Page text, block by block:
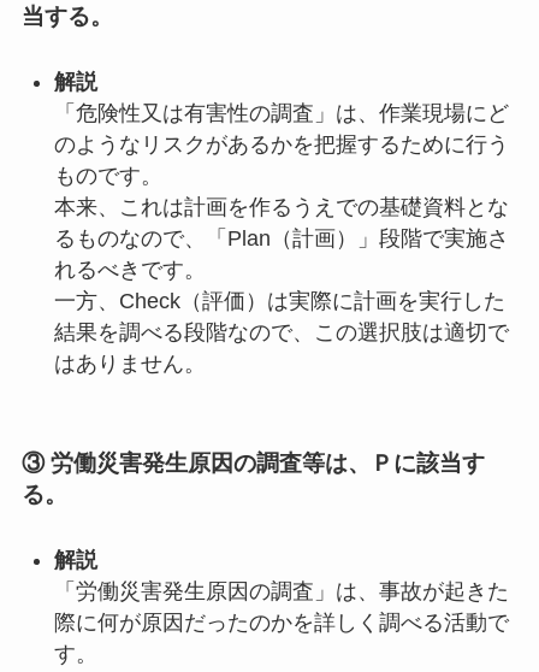
当する。
解説
「危険性又は有害性の調査」は、作業現場にど
のようなリスクがあるかを把握するために行う
ものです。
本来、これは計画を作るうえでの基礎資料とな
るものなので、「Plan（計画）」段階で実施さ
れるべきです。
一方、Check（評価）は実際に計画を実行した
結果を調べる段階なので、この選択肢は適切で
はありません。
③ 労働災害発生原因の調査等は、Ｐに該当す
る。
解説
「労働災害発生原因の調査」は、事故が起きた
際に何が原因だったのかを詳しく調べる活動で
す。